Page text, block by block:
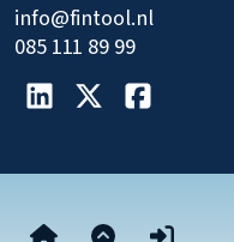
info@fintool.nl
085 111 89 99